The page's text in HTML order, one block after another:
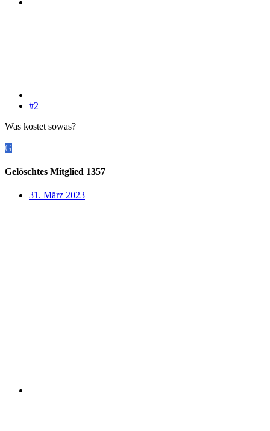
#2
Was kostet sowas?
G
Gelöschtes Mitglied 1357
31. März 2023